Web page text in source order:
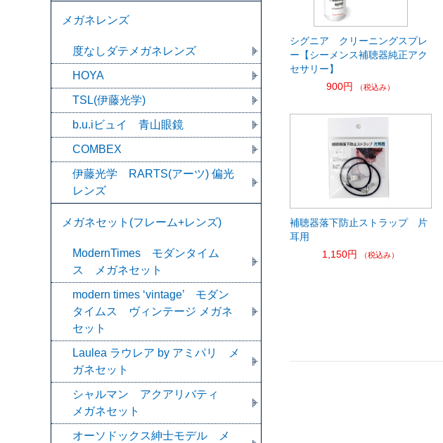
シグニア クリーニングスプレ
ー【シーメンス補聴器純正アク
セサリー】
900円
（税込み）
補聴器落下防止ストラップ 片
耳用
1,150円
（税込み）
メガネレンズ
度なしダテメガネレンズ
HOYA
TSL(伊藤光学)
b.u.iビュイ 青山眼鏡
COMBEX
伊藤光学 RARTS(アーツ) 偏光
レンズ
メガネセット(フレーム+レンズ)
ModernTimes モダンタイム
ス メガネセット
modern times ‘vintage’ モダン
タイムス ヴィンテージ メガネ
セット
Laulea ラウレア by アミパリ メ
ガネセット
シャルマン アクアリバティ
メガネセット
オーソドックス紳士モデル メ